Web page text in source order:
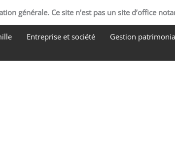
générale. Ce site n’est pas un site d’office
Entreprise et société Gestion